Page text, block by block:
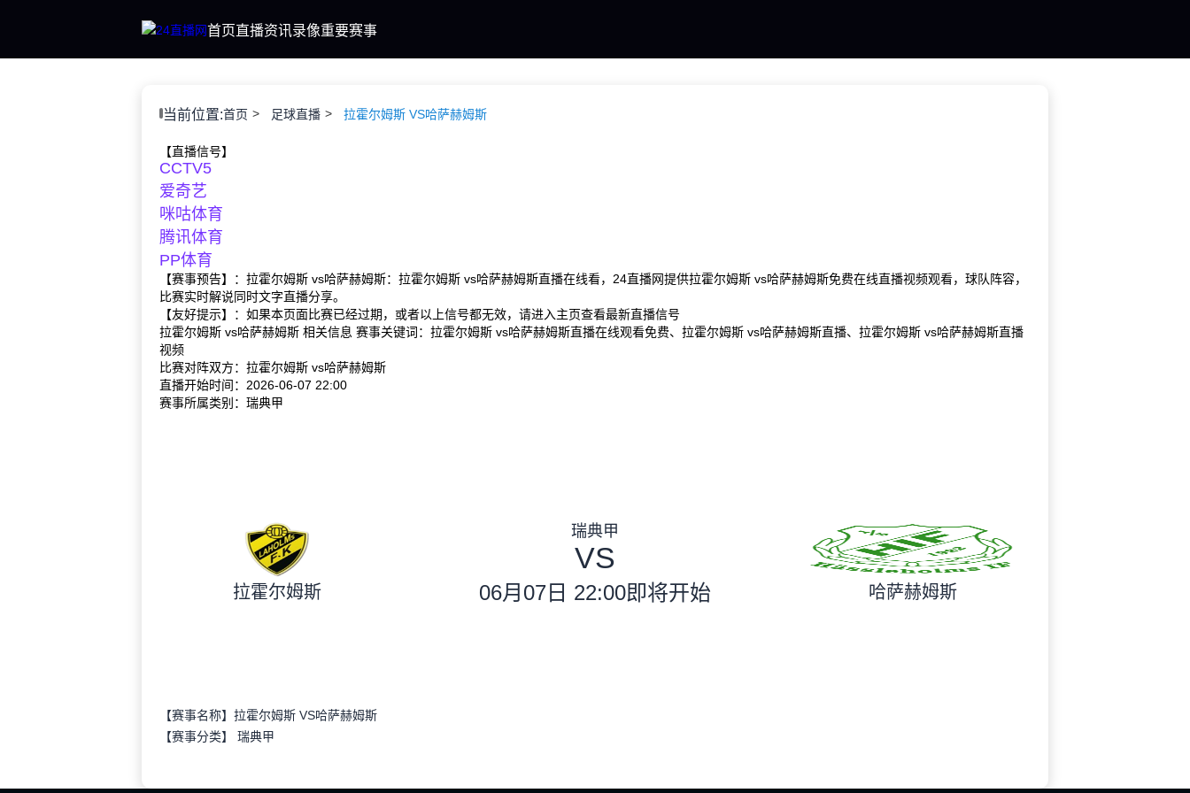
首页直播资讯录像重要赛事
当前位置:首页 足球直播 拉霍尔姆斯 VS哈萨赫姆斯
【直播信号】
CCTV5
爱奇艺
咪咕体育
腾讯体育
PP体育
【赛事预告】：拉霍尔姆斯 vs哈萨赫姆斯：拉霍尔姆斯 vs哈萨赫姆斯直播在线看，24直播网提供拉霍尔姆斯 vs哈萨赫姆斯免费在线直播视频观看，球队阵容，
比赛实时解说同时文字直播分享。
【友好提示】：如果本页面比赛已经过期，或者以上信号都无效，请进入主页查看最新直播信号
拉霍尔姆斯 vs哈萨赫姆斯 相关信息 赛事关键词：拉霍尔姆斯 vs哈萨赫姆斯直播在线观看免费、拉霍尔姆斯 vs哈萨赫姆斯直播、拉霍尔姆斯 vs哈萨赫姆斯直播
视频
比赛对阵双方：拉霍尔姆斯 vs哈萨赫姆斯
直播开始时间：2026-06-07 22:00
赛事所属类别：瑞典甲
拉霍尔姆斯
瑞典甲
VS
06月07日 22:00即将开始 哈萨赫姆斯
【赛事名称】拉霍尔姆斯 VS哈萨赫姆斯
【赛事分类】 瑞典甲